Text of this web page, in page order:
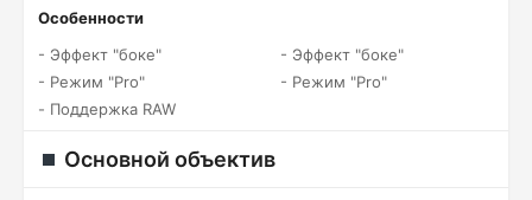
Особенности
- Эффект "боке"
- Режим "Pro"
- Поддержка RAW
- Эффект "боке"
- Режим "Pro"
Основной объектив